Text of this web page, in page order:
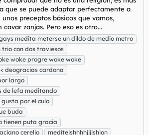
que se puede adaptar perfectamente a
unos preceptos básicos que vamos,
zanjas. Pero eso es otro...
medita meterse un dildo de medio metro
con dos traviesos
woke progre woke woke
deogracias cardona
largo
de lefa meditando
por el culo
buda
tienen puta gracia
cerelio
mediteishhhhjjjjshion